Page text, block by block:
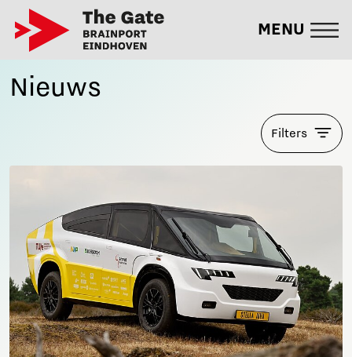
MENU
Nieuws
Filters